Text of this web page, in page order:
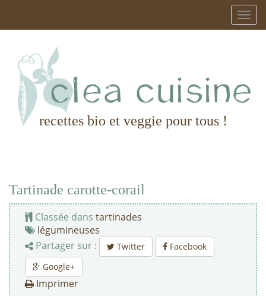
recettes bio et veggie pour tous !
Tartinade carotte-corail
Classée dans tartinades
légumineuses
Partager sur :
Twitter
Facebook
Google+
Imprimer